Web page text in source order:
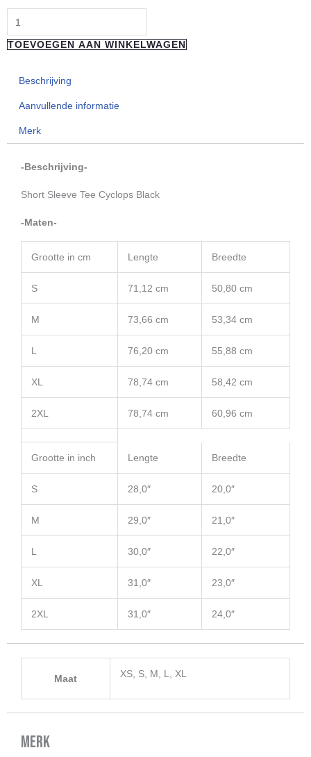
Short
Sleeve
Tee
Black
Limited
aantal
TOEVOEGEN AAN WINKELWAGEN
Beschrijving
Aanvullende informatie
Merk
-Beschrijving-
Short Sleeve Tee Cyclops Black
-Maten-
Grootte in cm Lengte Breedte
S 71,12 cm 50,80 cm
M 73,66 cm 53,34 cm
L 76,20 cm 55,88 cm
XL 78,74 cm 58,42 cm
2XL 78,74 cm 60,96 cm
Grootte in inch Lengte Breedte
S 28,0″ 20,0″
M 29,0″ 21,0″
L 30,0″ 22,0″
XL 31,0″ 23,0″
2XL 31,0″ 24,0″
Maat XS, S, M, L, XL
Merk